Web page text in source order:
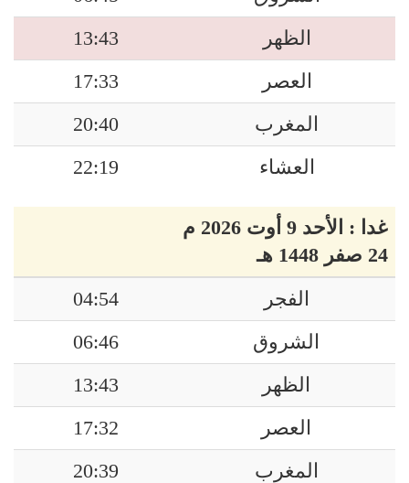
الظهر
13:43
العصر
17:33
المغرب
20:40
العشاء
22:19
غدا : الأحد 9 أوت 2026 م
24 صفر 1448 هـ
الفجر
04:54
الشروق
06:46
الظهر
13:43
العصر
17:32
المغرب
20:39